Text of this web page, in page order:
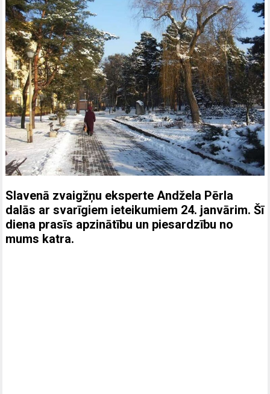
Slavenā zvaigžņu eksperte Andžela Pērla
dalās ar svarīgiem ieteikumiem 24. janvārim. Šī
diena prasīs apzinātību un piesardzību no
mums katra.